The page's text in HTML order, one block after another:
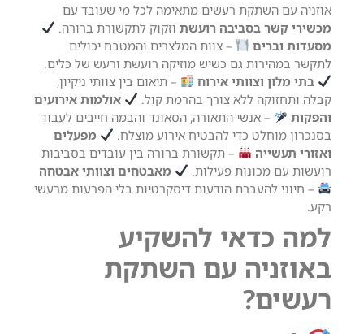
אוזניה עם השתקת רעשים מתאימה לכל מי שעובד עם
מכשירי קשר בסביבה רועשת וזקוק לתקשורת ברורה.
מסעדות וברים
– צוות המלצרים והמטבח יכולים
לתקשר במהירות גם כשיש מוזיקה רועשת ורעש של כלים.
בתי מלון וצוותי אירוח
– תיאום בין צוותי ניקיון,
קבלה ותחזוקה ללא צורך בהרמת קול.
אולמות אירועים
והפקות
– אנשי התאורה, הסאונד והבמה חייבים לעבוד
בסנכרון מוחלט כדי להבטיח אירוע מוצלח.
מפעלים
ואזורי תעשייה
– תקשורת ברורה בין עובדים בסביבות
רועשות עם מכונות פעילות.
מאבטחים וצוותי אבטחה
– חיוני להעברת הודעות דיסקרטיות בלי הפרעות מרעשי
רקע.
למה כדאי להשקיע
באוזניה עם השתקת
רעשים?